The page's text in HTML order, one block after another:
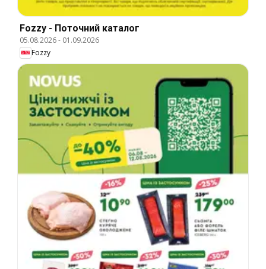
Fozzy - Поточний каталог
05.08.2026- 01.09.2026
Fozzy